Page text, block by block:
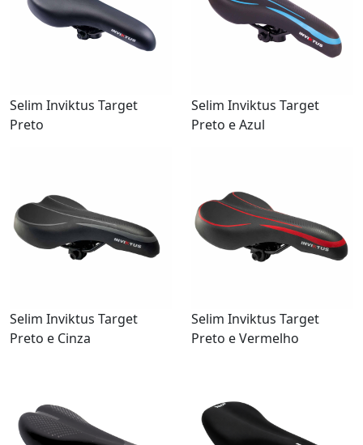
Selim Inviktus Target
Preto
Selim Inviktus Target
Preto e Azul
Selim Inviktus Target
Preto e Cinza
Selim Inviktus Target
Preto e Vermelho